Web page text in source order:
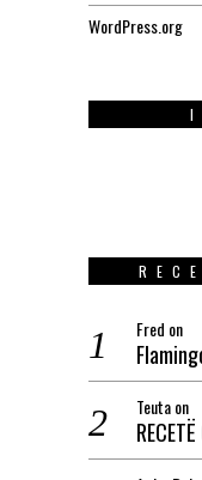
WordPress.org
Fred on
Teutaon